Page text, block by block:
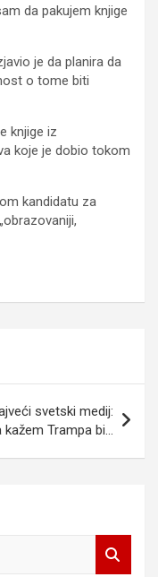
da pakujem knjige
je da planira da
o tome biti
knjige iz
koje je dobio tokom
kandidatu za
svetski medij:
kažem Trampa bi…